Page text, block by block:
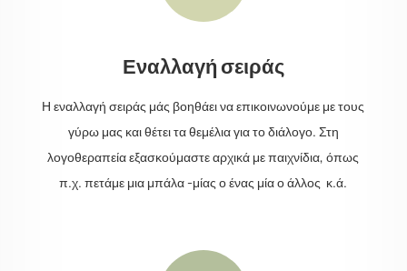
Εναλλαγή σειράς
Η εναλλαγή σειράς μάς βοηθάει να επικοινωνούμε με τους
γύρω μας και θέτει τα θεμέλια για το διάλογο. Στη
λογοθεραπεία εξασκούμαστε αρχικά με παιχνίδια, όπως
π.χ. πετάμε μια μπάλα -μίας ο ένας μία ο άλλος κ.ά.